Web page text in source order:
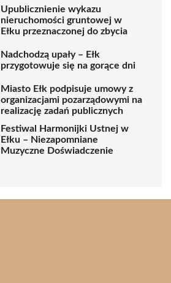
Upublicznienie wykazu
nieruchomości gruntowej w
Ełku przeznaczonej do zbycia
Nadchodzą upały – Ełk
przygotowuje się na gorące dni
Miasto Ełk podpisuje umowy z
organizacjami pozarządowymi na
realizację zadań publicznych
Festiwal Harmonijki Ustnej w
Ełku – Niezapomniane
Muzyczne Doświadczenie